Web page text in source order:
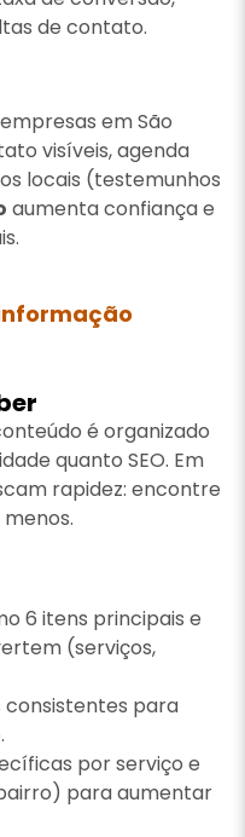
de contato.
em São
visíveis, agenda
locais (testemunhos
aumenta confiança e
é organizado
quanto SEO. Em
rapidez: encontre
6 itens principais e
(serviços,
consistentes para
por serviço e
para aumentar